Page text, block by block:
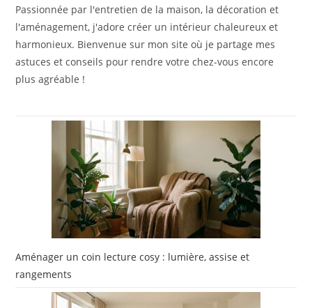
Passionnée par l'entretien de la maison, la décoration et
l'aménagement, j'adore créer un intérieur chaleureux et
harmonieux. Bienvenue sur mon site où je partage mes
astuces et conseils pour rendre votre chez-vous encore
plus agréable !
Aménager un coin lecture cosy : lumière, assise et
rangements